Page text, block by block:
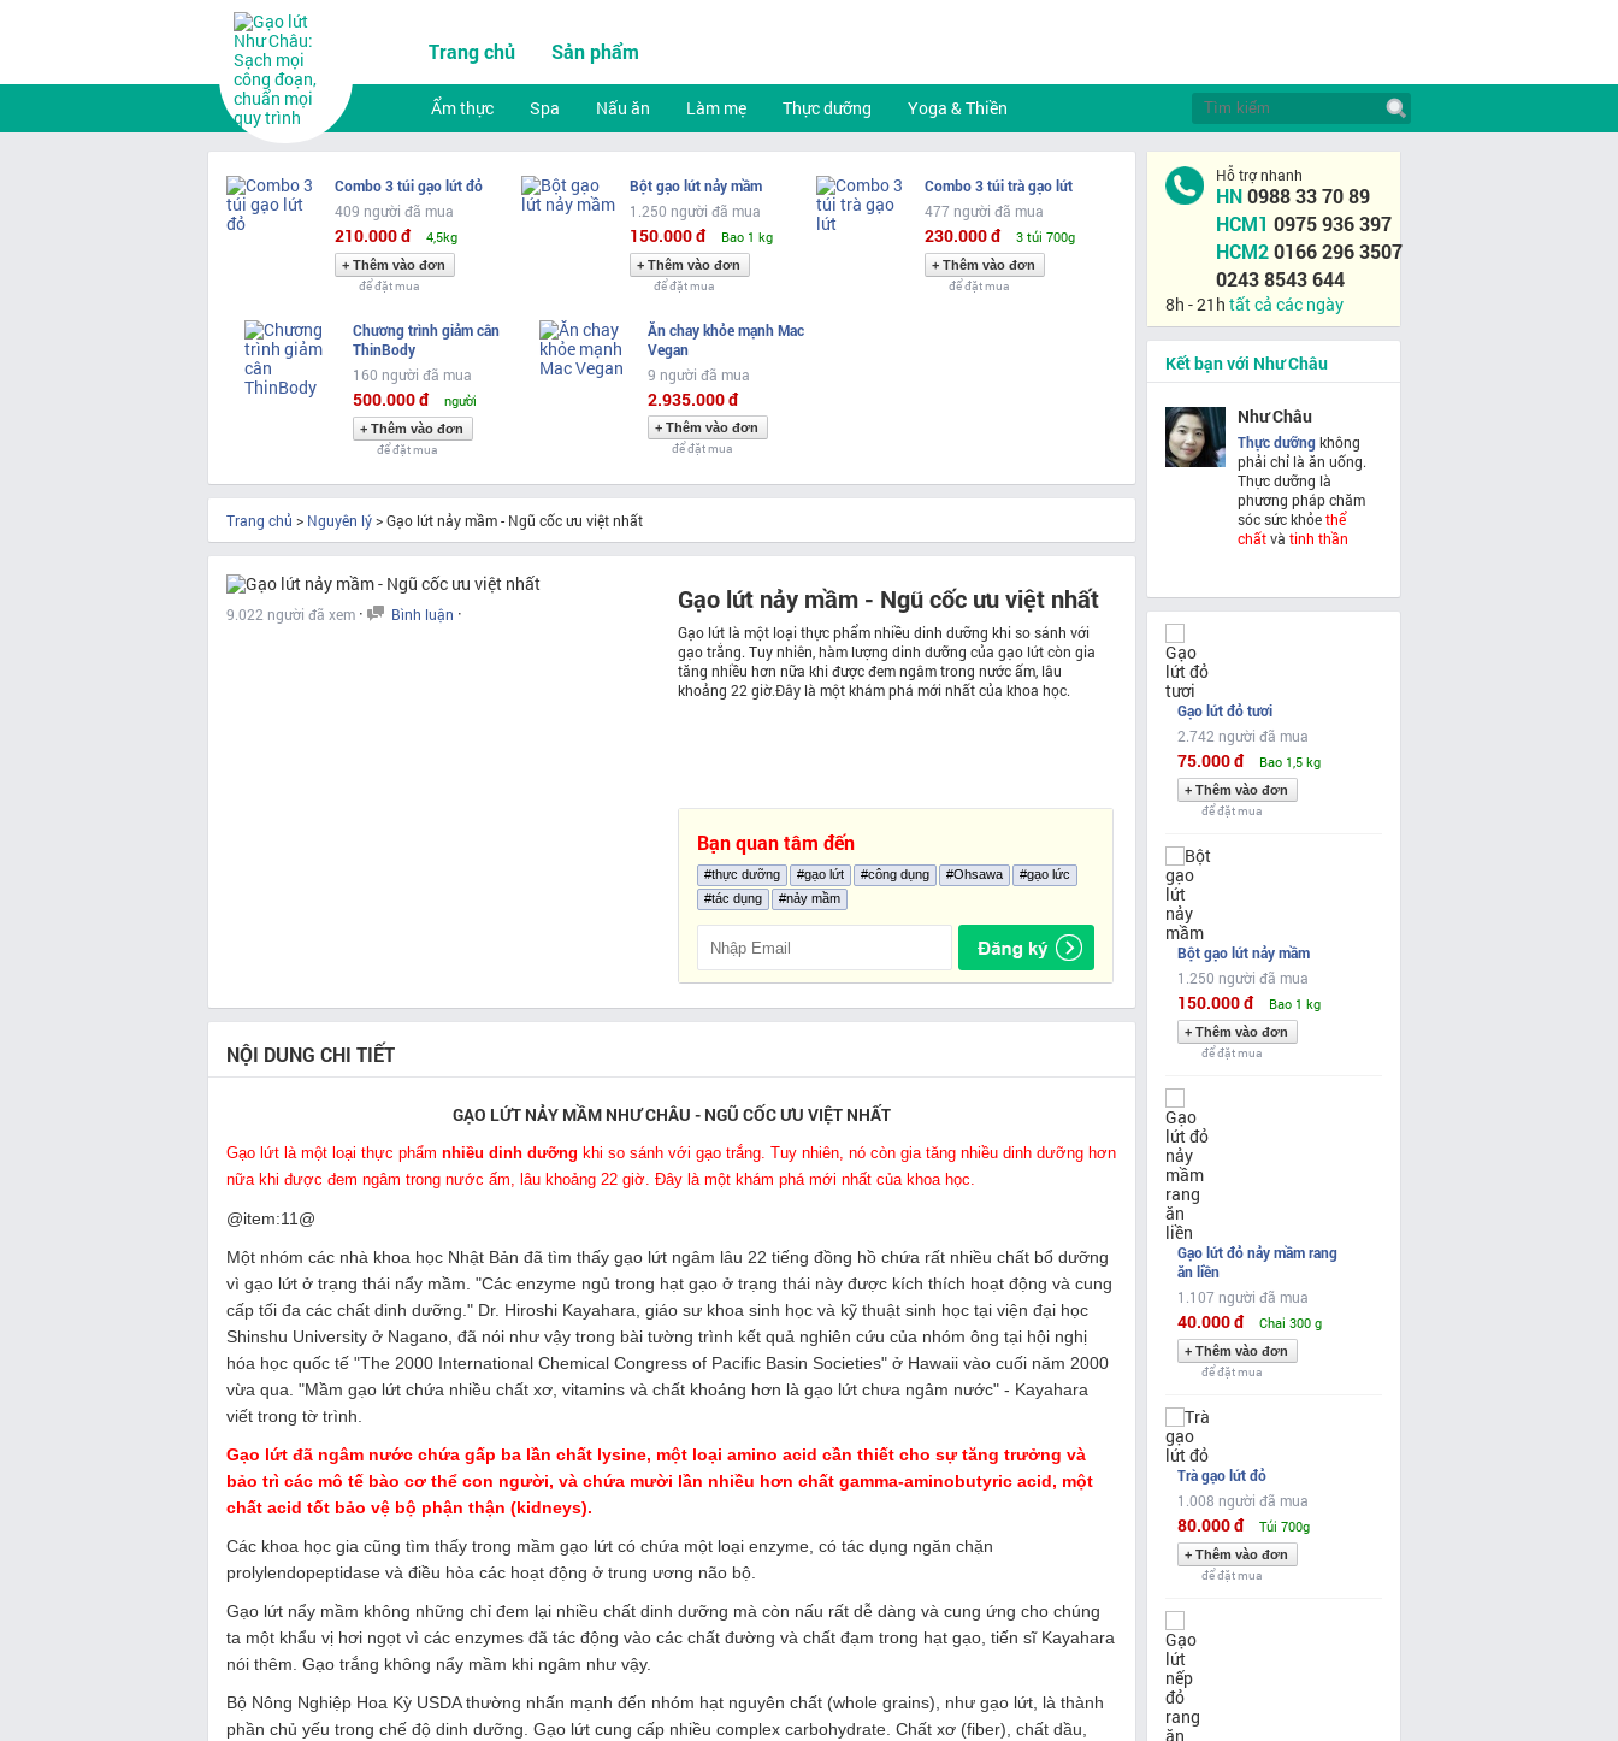
Trang chủ Sản phẩm
Ẩm thực Spa Nấu ăn Làm mẹ Thực dưỡng Yoga & Thiền
Combo 3 túi gạo lứt đỏ
409 người đã mua
210.000 đ 4,5kg
để đặt mua
Bột gạo lứt nảy mầm
1.250 người đã mua
150.000 đ Bao 1 kg
để đặt mua
Combo 3 túi trà gạo lứt
477 người đã mua
230.000 đ 3 túi 700g
để đặt mua
Chương trình giảm cân
ThinBody
160 người đã mua
500.000 đ người
để đặt mua
Ăn chay khỏe mạnh Mac
Vegan
9 người đã mua
2.935.000 đ
để đặt mua
Trang chủ > Nguyên lý>Gạo lứt nảy mầm - Ngũ cốc ưu việt nhất
9.022 người đã xem · Bình luận · Gạo lứt nảy mầm - Ngũ cốc ưu việt nhất
Gạo lứt là một loại thực phẩm nhiều dinh dưỡng khi so sánh với
gạo trắng. Tuy nhiên, hàm lượng dinh dưỡng của gạo lứt còn gia
tăng nhiều hơn nữa khi được đem ngâm trong nước ấm, lâu
khoảng 22 giờ.Đây là một khám phá mới nhất của khoa học.
Bạn quan tâm đến
#thực dưỡng #gạo lứt #công dụng #Ohsawa
#gạo lức
#tác dụng
#nảy mầm
NỘI DUNG CHI TIẾT
GẠO LỨT NẢY MẦM NHƯ CHÂU - NGŨ CỐC ƯU VIỆT NHẤT
Gạo lứt là một loại thực phẩm nhiều dinh dưỡng khi so sánh với gạo trắng. Tuy nhiên, nó còn gia tăng nhiều dinh dưỡng hơn
nữa khi được đem ngâm trong nước ấm, lâu khoảng 22 giờ. Đây là một khám phá mới nhất của khoa học.
@item:11@
Một nhóm các nhà khoa học Nhật Bản đã tìm thấy gạo lứt ngâm lâu 22 tiếng đồng hồ chứa rất nhiều chất bổ dưỡng
vì gạo lứt ở trạng thái nẩy mầm. "Các enzyme ngủ trong hạt gạo ở trạng thái này được kích thích hoạt động và cung
cấp tối đa các chất dinh dưỡng." Dr. Hiroshi Kayahara, giáo sư khoa sinh học và kỹ thuật sinh học tại viện đại học
Shinshu University ở Nagano, đã nói như vậy trong bài tường trình kết quả nghiên cứu của nhóm ông tại hội nghị
hóa học quốc tế "The 2000 International Chemical Congress of Pacific Basin Societies" ở Hawaii vào cuối năm 2000
vừa qua. "Mầm gạo lứt chứa nhiều chất xơ, vitamins và chất khoáng hơn là gạo lứt chưa ngâm nước" - Kayahara
viết trong tờ trình.
Gạo lứt đã ngâm nước chứa gấp ba lần chất lysine, một loại amino acid cần thiết cho sự tăng trưởng và
bảo trì các mô tế bào cơ thể con người, và chứa mười lần nhiều hơn chất gamma-aminobutyric acid, một
chất acid tốt bảo vệ bộ phận thận (kidneys).
Các khoa học gia cũng tìm thấy trong mầm gạo lứt có chứa một loại enzyme, có tác dụng ngăn chặn
prolylendopeptidase và điều hòa các hoạt động ở trung ương não bộ.
Gạo lứt nẩy mầm không những chỉ đem lại nhiều chất dinh dưỡng mà còn nấu rất dễ dàng và cung ứng cho chúng
ta một khẩu vị hơi ngọt vì các enzymes đã tác động vào các chất đường và chất đạm trong hạt gạo, tiến sĩ Kayahara
nói thêm. Gạo trắng không nẩy mầm khi ngâm như vậy.
Bộ Nông Nghiệp Hoa Kỳ USDA thường nhấn mạnh đến nhóm hạt nguyên chất (whole grains), như gạo lứt, là thành
phần chủ yếu trong chế độ dinh dưỡng. Gạo lứt cung cấp nhiều complex carbohydrate. Chất xơ (fiber), chất dầu,
Hỗ trợ nhanh
HN0988 33 70 89
HCM1 0975 936 397
HCM20166 296 3507
0243 8543 644
8h - 21h tất cả các ngày
Kết bạn với Như Châu
Như Châu
Thực dưỡngkhông
phải chỉ là ăn uống.
Thực dưỡng là
phương pháp chăm
sóc sức khỏethể
chấtvà tinh thần
Gạo lứt đỏ tươi
2.742 người đã mua
75.000 đ Bao 1,5 kg
để đặt mua
Bột gạo lứt nảy mầm
1.250 người đã mua
150.000 đ Bao 1 kg
để đặt mua
Gạo lứt đỏ nảy mầm rang
ăn liền
1.107 người đã mua
40.000 đ Chai 300 g
để đặt mua
Trà gạo lứt đỏ
1.008 người đã mua
80.000 đ Túi 700g
để đặt mua